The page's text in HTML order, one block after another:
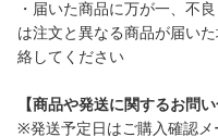
・届いた商品に万が一、不
は注文と異なる商品が届い
絡してください
【商品や発送に関するお問
※発送予定日はご購入確認